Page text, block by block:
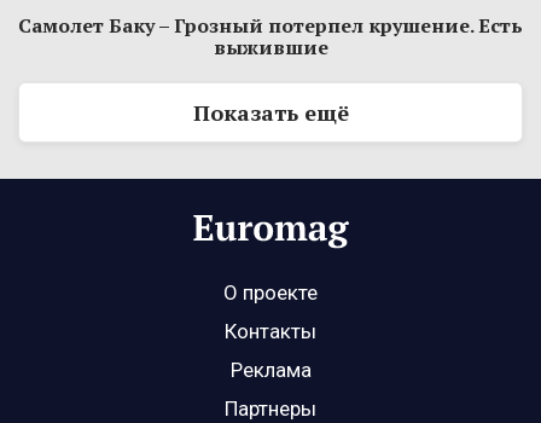
Самолет Баку – Грозный потерпел крушение. Есть
выжившие
Показать ещё
О проекте
Контакты
Реклама
Партнеры